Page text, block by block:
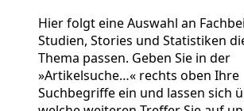
Hier folgt eine Auswahl an
Studien, Stories und Statistiken
Thema passen. Geben Sie in der
»Artikelsuche…« rechts oben Ihre
Suchbegriffe ein und lassen sich